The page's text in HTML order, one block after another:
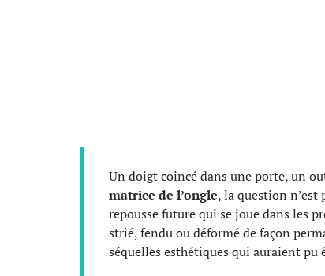
Un doigt coincé dans une porte, un
matrice de l’ongle, la question n’est
repousse future qui se joue dans les
strié, fendu ou déformé de façon
séquelles esthétiques qui auraient pu